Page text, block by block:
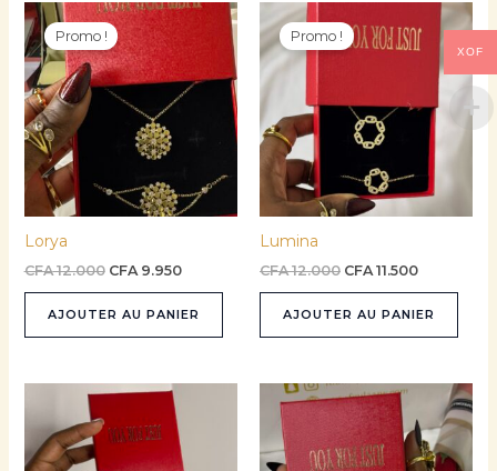
Promo !
Lorya
CFA12.000
Le
prix
initial
était :
CFA 12.000.
CFA9.950
Le
actuel
CFA 9.950.
AJOUTER AU PANIER
Promo !
Lumina
CFA12.000
prix
initial
CFA 11.500
prix
actuel
est :
CFA 11.500.
AJOUTER AU PANIER
XOF